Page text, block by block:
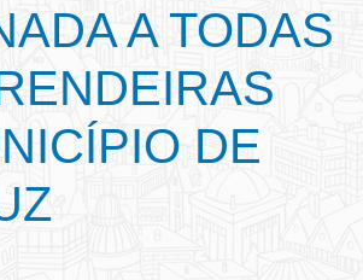
A TODAS
DE